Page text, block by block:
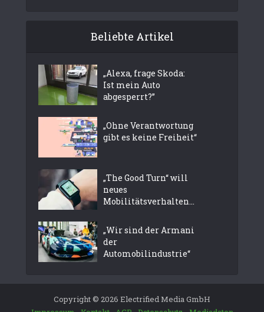
Beliebte Artikel
„Alexa, frage Skoda:
Ist mein Auto
abgesperrt?”
„Ohne Verantwortung
gibt es keine Freiheit“
„The Good Turn“ will
neues
Mobilitätsverhalten...
„Wir sind der Armani
der
Automobilindustrie“
Copyright © 2026 Electrified Media GmbH